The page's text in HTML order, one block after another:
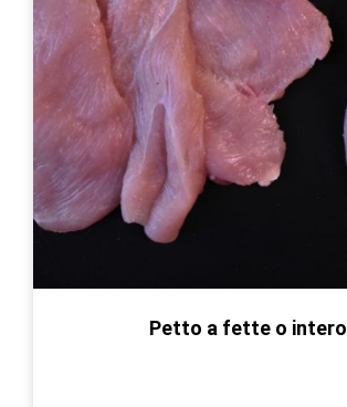
pagina
del
prodotto
Petto a fette o intero